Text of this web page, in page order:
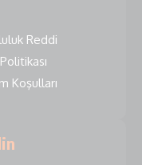
Reddi
Koşulları